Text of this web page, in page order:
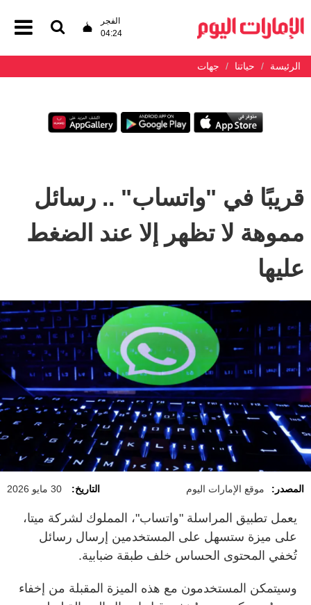
الفجر
04:24
الرئيسة حياتنا جهات
قريبًا في "واتساب" .. رسائل
مموهة لا تظهر إلا عند الضغط
عليها
المصدر: موقع الإمارات اليوم التاريخ: 30 مايو 2026
يعمل تطبيق المراسلة "واتساب"، المملوك لشركة ميتا،
على ميزة ستسهل على المستخدمين إرسال رسائل
تُخفي المحتوى الحساس خلف طبقة ضبابية.
وسيتمكن المستخدمون مع هذه الميزة المقبلة من إخفاء